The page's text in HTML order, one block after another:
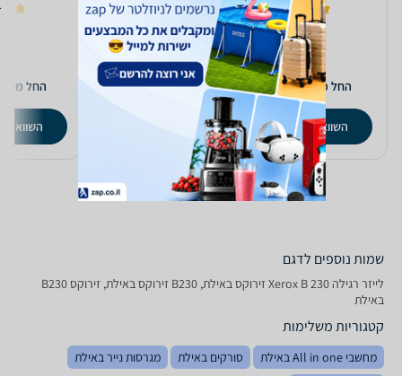
1.0
החל מ-770
₪
השוואת מחירים
4.0
(4)
החל מ-781
₪ החל מ-
השוואת
שמות נוספים לדגם
‏לייזר ‏רגילה Xerox B 230 זירוקס באילת, B230 זירוקס באילת, זירוקס B230
באילת
קטגוריות משלימות
מחשבי All in one באילת סורקים באילת
מגרסות נייר באילת